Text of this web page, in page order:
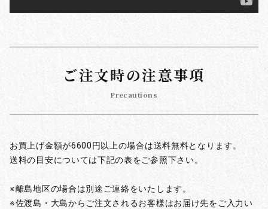
ご注文時の注意事項
Precautions
お買上げ金額が6600円以上の場合は送料無料となります。
送料の目安については下記の表をご参照下さい。
※離島地区の場合は別途ご連絡をいたします。
※佐渡島・大島からご注文されるお客様はお届け先をご入力い